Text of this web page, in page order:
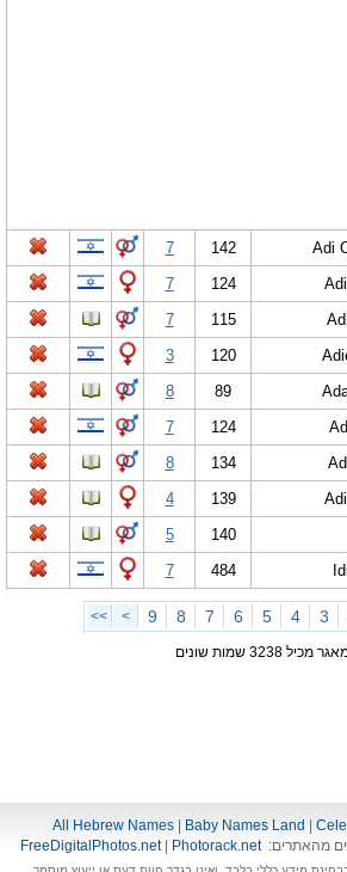
Adi
142
7
124
7
115
7
120
3
89
8
124
7
134
8
139
4
140
5
484
7
3
4
5
6
7
8
9
>
>>
מכיל 3238 שמות שונים
All Hebrew Names Baby Names Land
מהאתרים:
FreeDigitalPhotos.net| Photorack.net